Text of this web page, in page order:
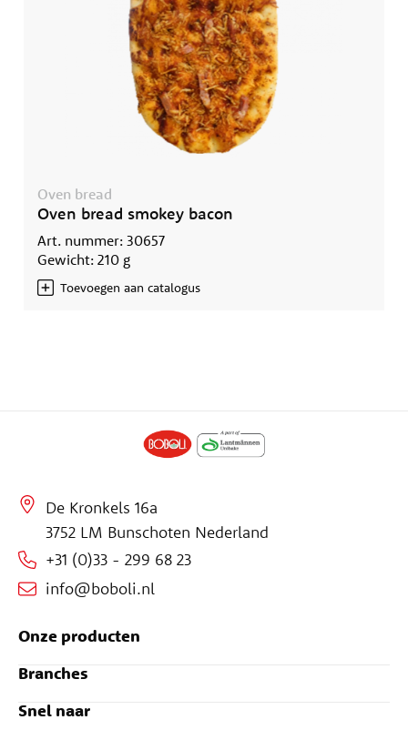
Oven bread
Oven bread smokey bacon
Art. nummer: 30657
Gewicht: 210 g
Toevoegen aan catalogus
De Kronkels 16a
3752 LM Bunschoten Nederland
+31 (0)33 - 299 68 23
info@boboli.nl
Onze producten
Branches
Snel naar